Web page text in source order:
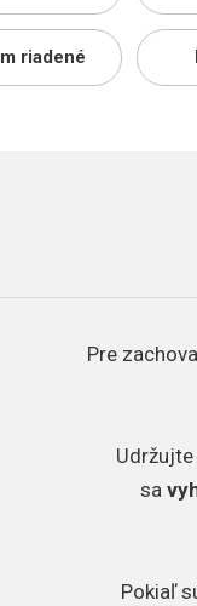
riadené
Pre
sa
Pokiaľ